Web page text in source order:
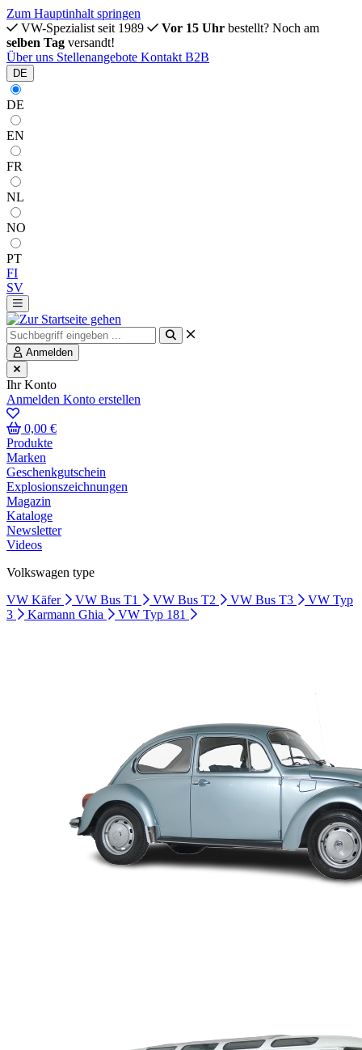
Zum Hauptinhalt springen
VW-Spezialist seit 1989
Vor 15 Uhr bestellt? Noch am
selben Tag versandt!
Über uns Stellenangebote Kontakt B2B
DE
DE
EN
FR
NL
NO
PT
FI
SV
Anmelden
Ihr Konto
Anmelden Konto erstellen
0,00 €
Produkte
Marken
Geschenkgutschein
Explosionszeichnungen
Magazin
Kataloge
Newsletter
Videos
Volkswagen type
VW Käfer
VW Bus T1 VW Bus T2 VW Bus T3
VW Typ
3
Karmann Ghia VW Typ 181